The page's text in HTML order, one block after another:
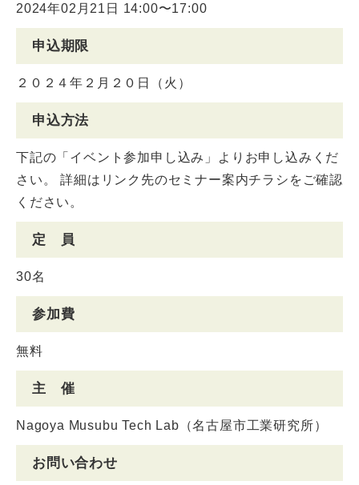
2024年02月21日 14:00〜17:00
申込期限
２０２４年２月２０日（火）
申込方法
下記の「イベント参加申し込み」よりお申し込みくだ
さい。 詳細はリンク先のセミナー案内チラシをご確認
ください。
定 員
30名
参加費
無料
主 催
Nagoya Musubu Tech Lab（名古屋市工業研究所）
お問い合わせ